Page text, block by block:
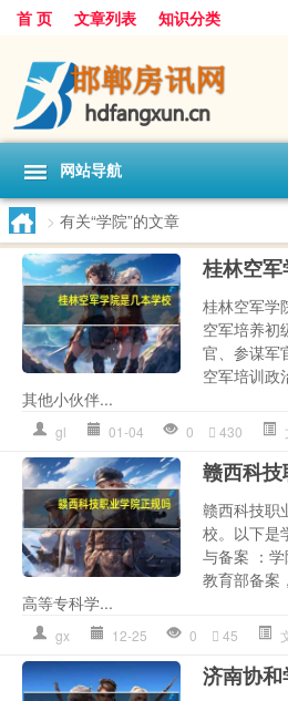
首 页 文章列表 知识分类
网站导航
> 有关“学院”的文章
桂林空
桂林空军学
空军培养初
官、参谋军
空军培训政
其他小伙伴...
gl 01-04 0 430
赣西科
赣西科技职
校。以下是
与备案 ：
教育部备案
高等专科学...
gx 12-25 0 45
济南协